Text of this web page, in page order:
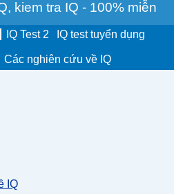
kiem tra IQ - 100% miễn
IQ Test 2
IQ test tuyển dụng
Các nghiên cứu về IQ
IQ